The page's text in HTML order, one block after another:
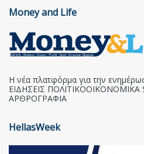
Money and Life
Η νέα πλατφόρμα για την
ΕΙΔΗΣΕΙΣ ΠΟΛΙΤΙΚΟΟΙΚΟΝΟΜΙΚΑ
ΑΡΘΡΟΓΡΑΦΙΑ
HellasWeek